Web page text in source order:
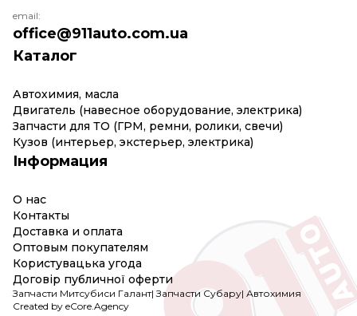
Каталог
Автохимия, масла
Двигатель (навесное оборудование, электрика)
Запчасти для ТО (ГРМ, ремни, ролики, свечи)
Кузов (интерьер, экстерьер, электрика)
Інформация
О нас
Контакты
Доставка и оплата
Оптовым покупателям
Користувацька угода
Договір публичної оферти
email:
office@911auto.com.ua
Created by eCore.Agency
Запчасти Митсубиси Галант|Запчасти Субару| Автохимия